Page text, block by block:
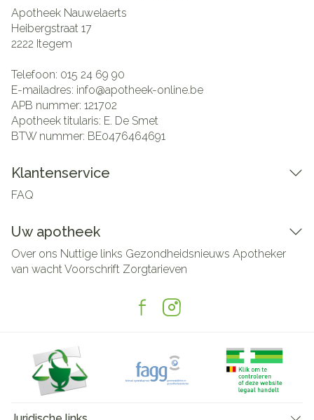
Apotheek Nauwelaerts
Heibergstraat 17
2222 Itegem
Telefoon: 015 24 69 90
E-mailadres: info@apotheek-online.be
APB nummer: 121702
Apotheek titularis: E. De Smet
BTW nummer: BE0476464691
Klantenservice
FAQ
Uw apotheek
Over ons Nuttige links Gezondheidsnieuws Apotheker
van wachtVoorschrift Zorgtarieven